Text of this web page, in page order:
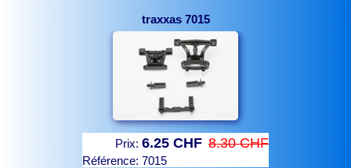
traxxas 7015
Prix: 6.25 CHF 8.30 CHF
Référence: 7015